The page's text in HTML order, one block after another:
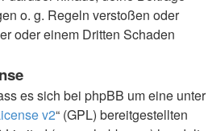
o. g. Regeln verstoßen oder
oder einem Dritten Schaden
es sich bei phpBB um eine unter
v2“ (GPL) bereitgestellten